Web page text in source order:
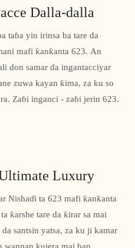
Dalla-dalla
taɓa yin irinsa ba tare da
mafi ƙanƙanta 623. An
don samar da ingantacciyar
zuwa kayan ƙima, za ku so
Zaɓi inganci - zaɓi jerin 623.
Luxury
Nishaɗi ta 623 mafi ƙanƙanta
ƙarshe tare da ƙirar sa mai
santsin yatsa, za ku ji kamar